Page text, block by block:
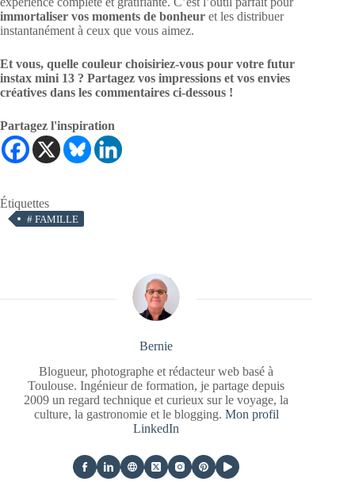
immortaliser vos moments de bonheur et les distribuer
instantanément à ceux que vous aimez.
Et vous, quelle couleur choisiriez-vous pour votre futur
instax mini 13 ? Partagez vos impressions et vos envies
créatives dans les commentaires ci-dessous !
Partagez l'inspiration
Étiquettes
# FAMILLE
Bernie
Blogueur, photographe et rédacteur web basé à
Toulouse. Ingénieur de formation, je partage depuis
2009 un regard technique et curieux sur le voyage, la
culture, la gastronomie et le blogging. Mon profil
LinkedIn